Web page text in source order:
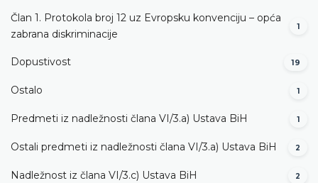
Član 1. Protokola broj 12 uz Evropsku konvenciju – opća
zabrana diskriminacije
1
Dopustivost 19
Ostalo 1
Predmeti iz nadležnosti člana VI/3.а) Ustava BiH 1
Ostali predmeti iz nadležnosti člana VI/3.а) Ustava BiH 2
Nadležnost iz člana VI/3.c) Ustava BiH 2